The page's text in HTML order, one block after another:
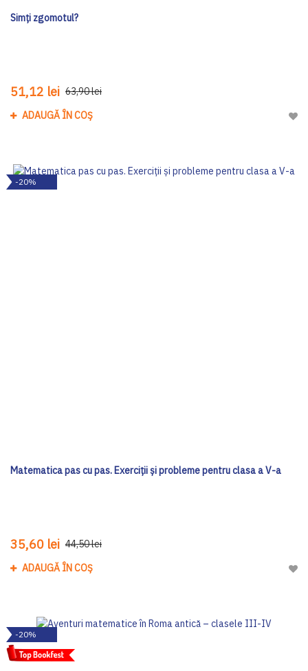
Simți zgomotul?
51,12 lei 63,90 lei
ADAUGĂ ÎN COȘ
-20%
Matematica pas cu pas. Exerciții și probleme pentru clasa a V-a
35,60 lei 44,50 lei
ADAUGĂ ÎN COȘ
-20%